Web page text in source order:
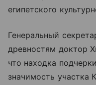
египетского
Генеральный
древностям доктор
что находка
значимость участка